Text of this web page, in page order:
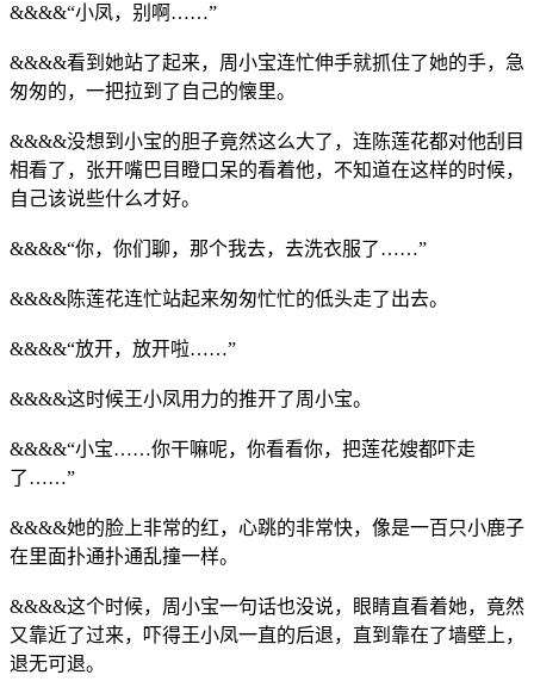
&&&&“小凤，别啊……”
&&&&看到她站了起来，周小宝连忙伸手就抓住了她的手，急
匆匆的，一把拉到了自己的懐里。
&&&&没想到小宝的胆子竟然这么大了，连陈莲花都对他刮目
相看了，张开嘴巴目瞪口呆的看着他，不知道在这样的时候，
自己该说些什么才好。
&&&&“你，你们聊，那个我去，去洗衣服了……”
&&&&陈莲花连忙站起来匆匆忙忙的低头走了出去。
&&&&“放开，放开啦……”
&&&&这时候王小凤用力的推开了周小宝。
&&&&“小宝……你干嘛呢，你看看你，把莲花嫂都吓走
了……”
&&&&她的脸上非常的红，心跳的非常快，像是一百只小鹿子
在里面扑通扑通乱撞一样。
&&&&这个时候，周小宝一句话也没说，眼睛直看着她，竟然
又靠近了过来，吓得王小凤一直的后退，直到靠在了墙壁上，
退无可退。